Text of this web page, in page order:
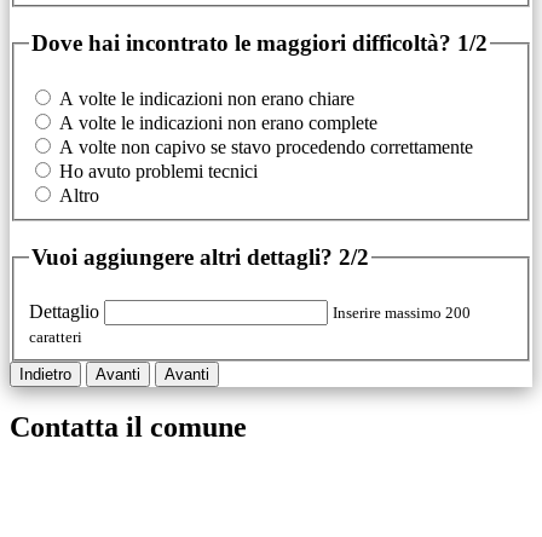
Dove hai incontrato le maggiori difficoltà? 1/2
A volte le indicazioni non erano chiare
A volte le indicazioni non erano complete
A volte non capivo se stavo procedendo correttamente
Ho avuto problemi tecnici
Altro
Vuoi aggiungere altri dettagli? 2/2
Dettaglio
Inserire massimo 200
caratteri
Indietro Avanti Avanti
Contatta il comune